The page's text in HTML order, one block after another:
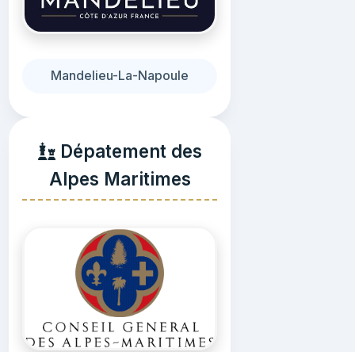
Mandelieu-La-Napoule
Dépatement des
Alpes Maritimes